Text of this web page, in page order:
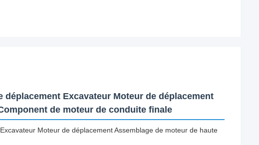
déplacement Excavateur Moteur de déplacement
de moteur de conduite finale
Moteur de déplacement Assemblage de moteur de haute